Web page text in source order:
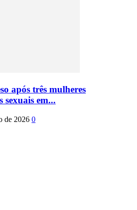
após três mulheres
sexuais em...
de 2026 0